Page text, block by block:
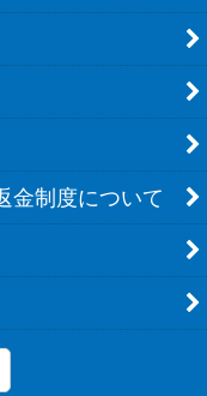
金制度について